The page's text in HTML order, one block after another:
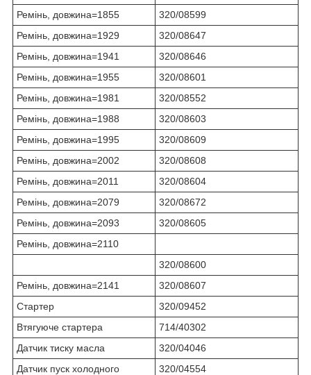
Ремінь, довжина=1855
320/08599
Ремінь, довжина=1929
320/08647
Ремінь, довжина=1941
320/08646
Ремінь, довжина=1955
320/08601
Ремінь, довжина=1981
320/08552
Ремінь, довжина=1988
320/08603
Ремінь, довжина=1995
320/08609
Ремінь, довжина=2002
320/08608
Ремінь, довжина=2011
320/08604
Ремінь, довжина=2079
320/08672
Ремінь, довжина=2093
320/08605
Ремінь, довжина=2110
320/08600
Ремінь, довжина=2141
320/08607
Стартер
320/09452
Втягуюче стартера
714/40302
Датчик тиску масла
320/04046
Датчик пуск холодного
320/04554